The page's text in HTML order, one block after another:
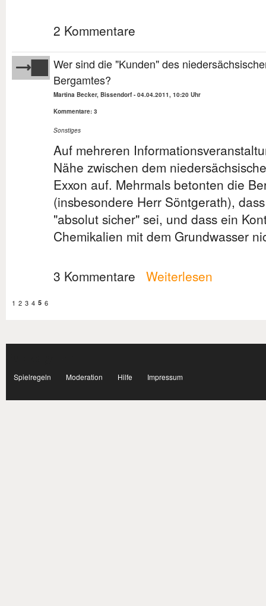
2 Kommentare
Wer sind die "Kunden" des
Bergamtes?
Martina Becker, Bissendorf - 04.04.2011, 10:20 Uhr
Kommentare: 3
Sonstiges
Auf mehreren
Nähe zwischen dem
Exxon auf. Mehrmals betonten die
(insbesondere Herr Söntgerath),
"absolut sicher" sei, und dass ein
Chemikalien mit dem Grundwasser
3 Kommentare Weiterlesen
1 2 3 4 5 6
Spielregeln Moderation Hilfe Impressum